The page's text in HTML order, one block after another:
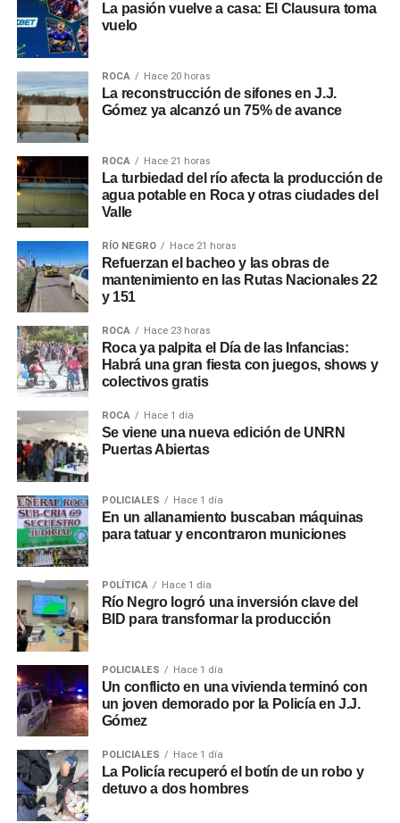
La pasión vuelve a casa: El Clausura toma
vuelo
ROCA Hace 20 horas
La reconstrucción de sifones en J.J.
Gómez ya alcanzó un 75% de avance
ROCA Hace 21 horas
La turbiedad del río afecta la producción de
agua potable en Roca y otras ciudades del
Valle
RÍO NEGRO Hace 21 horas
Refuerzan el bacheo y las obras de
mantenimiento en las Rutas Nacionales 22
y 151
ROCA Hace 23 horas
Roca ya palpita el Día de las Infancias:
Habrá una gran fiesta con juegos, shows y
colectivos gratis
ROCA Hace 1 día
Se viene una nueva edición de UNRN
Puertas Abiertas
POLICIALES Hace 1 día
En un allanamiento buscaban máquinas
para tatuar y encontraron municiones
POLÍTICA Hace 1 día
Río Negro logró una inversión clave del
BID para transformar la producción
POLICIALES Hace 1 día
Un conflicto en una vivienda terminó con
un joven demorado por la Policía en J.J.
Gómez
POLICIALES Hace 1 día
La Policía recuperó el botín de un robo y
detuvo a dos hombres